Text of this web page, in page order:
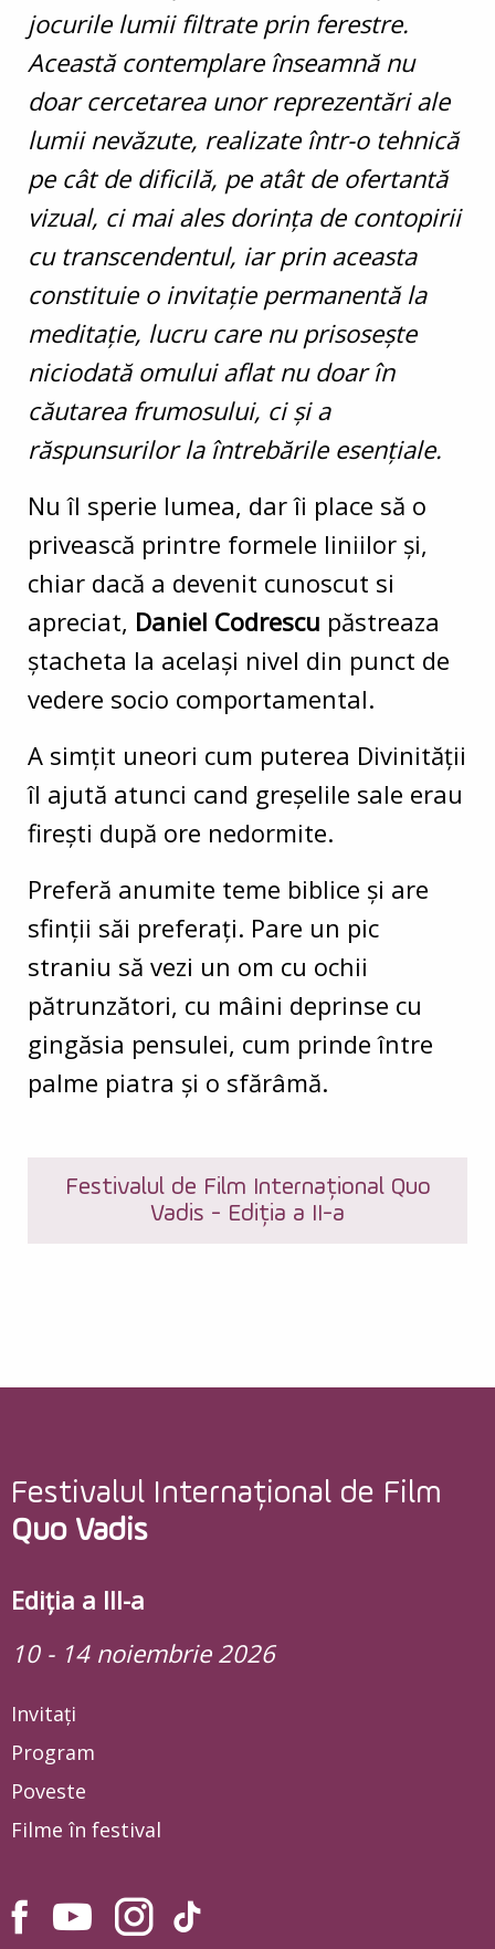
jocurile lumii filtrate prin ferestre.
Această contemplare înseamnă nu
doar cercetarea unor reprezentări ale
lumii nevăzute, realizate într-o tehnică
pe cât de dificilă, pe atât de ofertantă
vizual, ci mai ales dorinţa de contopirii
cu transcendentul, iar prin aceasta
constituie o invitaţie permanentă la
meditaţie, lucru care nu prisoseşte
niciodată omului aflat nu doar în
căutarea frumosului, ci şi a
răspunsurilor la întrebările esenţiale.
Nu îl sperie lumea, dar îi place să o
privească printre formele liniilor și,
chiar dacă a devenit cunoscut si
apreciat, Daniel Codrescu păstreaza
ștacheta la același nivel din punct de
vedere socio comportamental.
A simțit uneori cum puterea Divinității
îl ajută atunci cand greșelile sale erau
firești după ore nedormite.
Preferă anumite teme biblice și are
sfinții săi preferați. Pare un pic
straniu să vezi un om cu ochii
pătrunzători, cu mâini deprinse cu
gingăsia pensulei, cum prinde între
palme piatra și o sfărâmă.
Festivalul de Film Internațional Quo
Vadis - Ediția a II-a
Festivalul Internațional de Film
Quo Vadis
Ediția a III-a
10 - 14 noiembrie 2026
Invitați
Program
Poveste
Filme în festival